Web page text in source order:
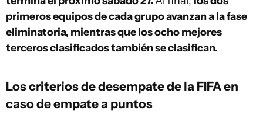
primeros equipos de cada grupo avanzan a la fase
eliminatoria, mientras que los ocho mejores
terceros clasificados también se clasifican.
Los criterios de desempate de la FIFA en
caso de empate a puntos